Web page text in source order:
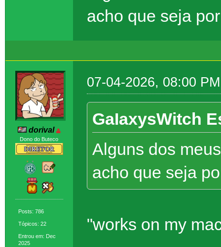
acho que seja
dorival
Dono do Buteco
Posts: 786
Tópicos: 22
Entrou em: Dec
2025
07-04-2026, 08:00 PM
GaIaxysWitch
Alguns dos
acho que seja
"works on my